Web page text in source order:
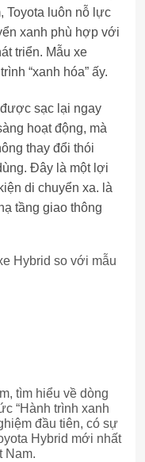
Toyota luôn nỗ lực
xanh phù hợp với
triển. Mẫu xe
“xanh hóa” ấy.
sạc lại ngay
hoạt động, mà
thay đổi thói
Đây là một lợi
di chuyển xa. là
tầng giao thông
Hybrid so với mẫu
tìm hiểu về dòng
“Hành trình xanh
đầu tiên, có sự
Hybrid mới nhất
Nam.